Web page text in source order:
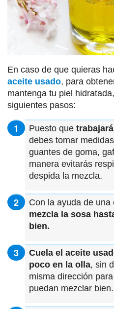
En caso de que quieras
aceite usado, para
mantenga tu piel
siguientes pasos:
Puesto que
debes tomar
guantes de goma,
manera evitarás
despida la mezcla.
Con la ayuda de
mezcla la sosa
bien.
Cuela el aceite
poco en la olla, sin
misma dirección
puedan mezclar bien.